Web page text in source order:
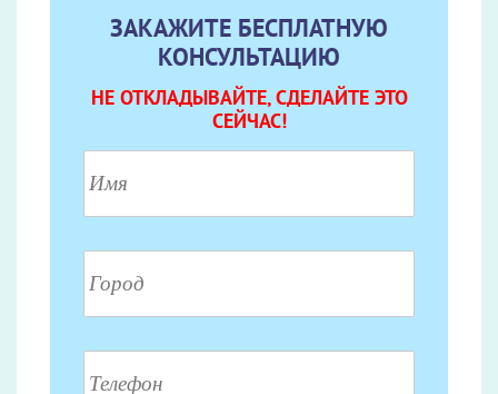
ЗАКАЖИТЕ БЕСПЛАТНУЮ
КОНСУЛЬТАЦИЮ
НЕ ОТКЛАДЫВАЙТЕ, СДЕЛАЙТЕ ЭТО
СЕЙЧАС!